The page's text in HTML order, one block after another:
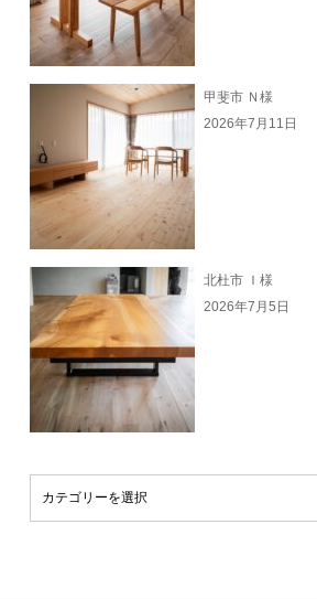
甲斐市 Ｎ様
2026年7月11日
北杜市 Ｉ様
2026年7月5日